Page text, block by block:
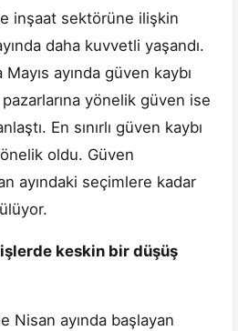
inşaat sektörüne ilişkin
daha kuvvetli yaşandı.
ayında güven kaybı
yönelik güven ise
En sınırlı güven kaybı
oldu. Güven
ayındaki seçimlere kadar
keskin bir düşüş
Nisan ayında başlayan